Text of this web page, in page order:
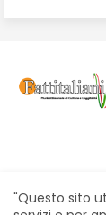
"Questo sito